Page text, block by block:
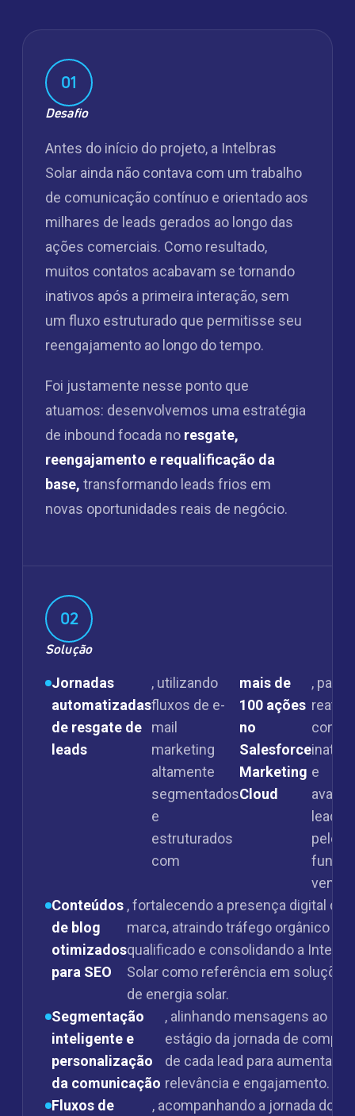
01
Desafio
Antes do início do projeto, a Intelbras
Solar ainda não contava com um trabalho
de comunicação contínuo e orientado aos
milhares de leads gerados ao longo das
ações comerciais. Como resultado,
muitos contatos acabavam se tornando
inativos após a primeira interação, sem
um fluxo estruturado que permitisse seu
reengajamento ao longo do tempo.
Foi justamente nesse ponto que
atuamos: desenvolvemos uma estratégia
de inbound focada no resgate,
reengajamento e requalificação da
base, transformando leads frios em
novas oportunidades reais de negócio.
02
Solução
Jornadas
automatizadas
de resgate de
leads
, utilizando
fluxos de e-
mail
marketing
altamente
segmentados
e
estruturados
com
mais de
100 ações
no
Salesforce
Marketing
Cloud
, para
e
leads
pelo
funil
Conteúdos
de blog
otimizados
para SEO
, fortalecendo a presença digital da
marca, atraindo tráfego orgânico
qualificado e consolidando a
Solar como referência em soluções
de energia solar.
Segmentação
inteligente e
personalização
da comunicação
, alinhando mensagens ao
estágio da jornada de compra
de cada lead para aumentar a
relevância e engajamento.
Fluxos de
, acompanhando a jornada do